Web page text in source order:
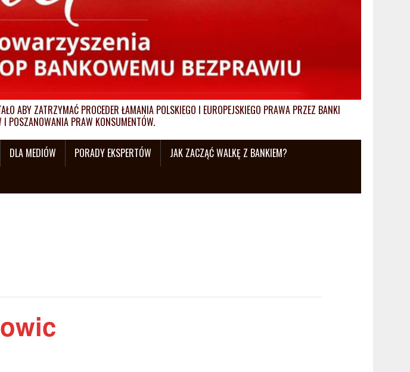
ABY ZATRZYMAĆ PROCEDER ŁAMANIA POLSKIEGO I EUROPEJSKIEGO PRAWA PRZEZ BANKI
I POSZANOWANIA PRAW KONSUMENTÓW.
DLA MEDIÓW PORADY EKSPERTÓW
JAK ZACZĄĆ WALKĘ Z BANKIEM?